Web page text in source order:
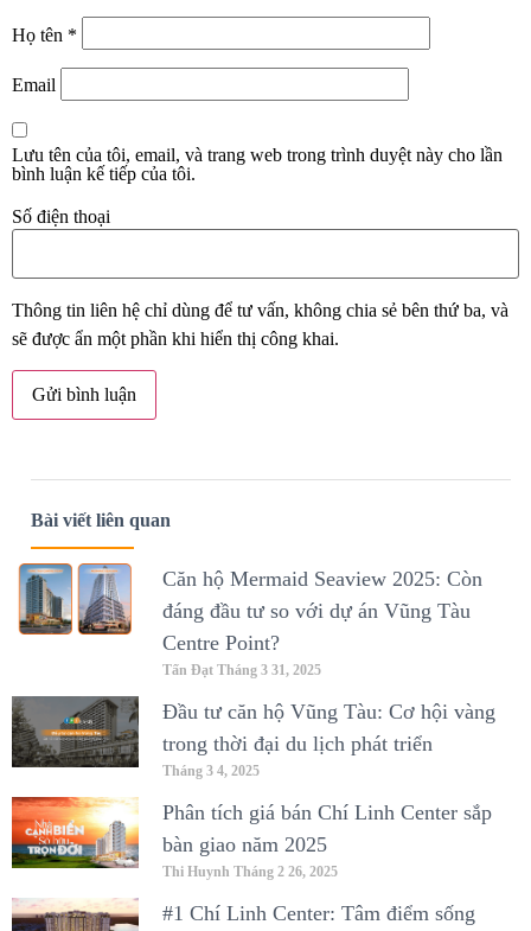
Họ tên *
Email
Lưu tên của tôi, email, và trang web trong trình duyệt này cho lần
bình luận kế tiếp của tôi.
Số điện thoại
Thông tin liên hệ chỉ dùng để tư vấn, không chia sẻ bên thứ ba, và
sẽ được ẩn một phần khi hiển thị công khai.
Bài viết liên quan
Căn hộ Mermaid Seaview 2025: Còn
đáng đầu tư so với dự án Vũng Tàu
Centre Point?
Tấn Đạt Tháng 3 31, 2025
Đầu tư căn hộ Vũng Tàu: Cơ hội vàng
trong thời đại du lịch phát triển
Tháng 3 4, 2025
Phân tích giá bán Chí Linh Center sắp
bàn giao năm 2025
Thi Huynh Tháng 2 26, 2025
#1 Chí Linh Center: Tâm điểm sống